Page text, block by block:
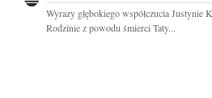
Wyrazy głębokiego współczucia Justynie
Rodzinie z powodu śmierci Taty...